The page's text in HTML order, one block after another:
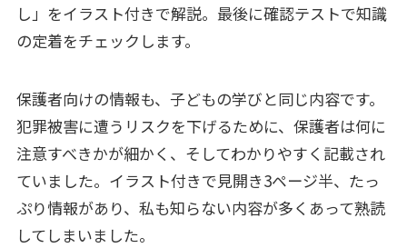
し」をイラスト付きで解説。最後に確認テストで知識
の定着をチェックします。
保護者向けの情報も、子どもの学びと同じ内容です。
犯罪被害に遭うリスクを下げるために、保護者は何に
注意すべきかが細かく、そしてわかりやすく記載され
ていました。イラスト付きで見開き3ページ半、たっ
ぷり情報があり、私も知らない内容が多くあって熟読
してしまいました。